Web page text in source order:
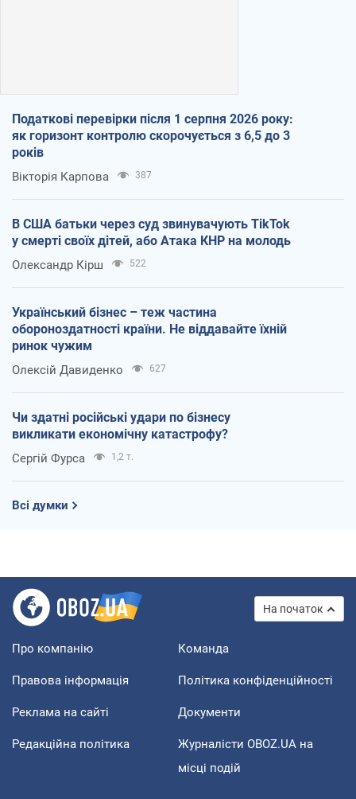
Податкові перевірки після 1 серпня 2026 року:
як горизонт контролю скорочується з 6,5 до 3
років
Вікторія Карпова 387
В США батьки через суд звинувачують TikTok
у смерті своїх дітей, або Атака КНР на молодь
Олександр Кірш 522
Український бізнес – теж частина
обороноздатності країни. Не віддавайте їхній
ринок чужим
Олексій Давиденко 627
Чи здатні російські удари по бізнесу
викликати економічну катастрофу?
Сергій Фурса 1,2 т.
Всі думки
На початок
Про компанію Команда
Правова інформація Політика конфіденційності
Реклама на сайті Документи
Редакційна політика
Журналісти OBOZ.UA на
місці подій